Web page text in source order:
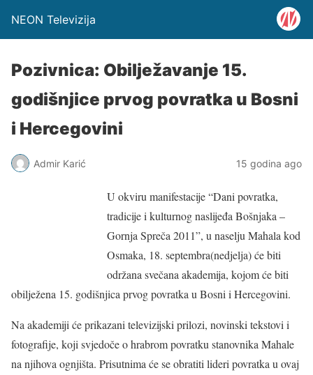
NEON Televizija
Pozivnica: Obilježavanje 15.
godišnjice prvog povratka u Bosni
i Hercegovini
Admir Karić 15 godina ago
U okviru manifestacije “Dani povratka,
tradicije i kulturnog naslijeđa Bošnjaka –
Gornja Spreča 2011”, u naselju Mahala kod
Osmaka, 18. septembra(nedjelja) će biti
održana svečana akademija, kojom će biti
obilježena 15. godišnjica prvog povratka u Bosni i Hercegovini.
Na akademiji će prikazani televizijski prilozi, novinski tekstovi i
fotografije, koji svjedoče o hrabrom povratku stanovnika Mahale
na njihova ognjišta. Prisutnima će se obratiti lideri povratka u ovaj